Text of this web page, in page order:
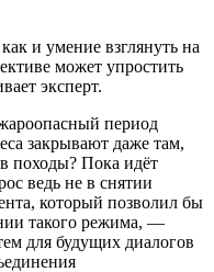
и умение взглянуть на
может упростить
эксперт.
период
закрывают даже там,
походы? Пока идёт
ведь не в снятии
который позволил бы
такого режима, —
для будущих диалогов